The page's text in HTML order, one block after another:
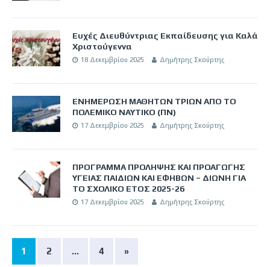
Ευχές Διευθύντριας Εκπαίδευσης για Καλά
Χριστούγεννα
18 Δεκεμβρίου 2025 Δημήτρης Σκούρτης
ΕΝΗΜΕΡΩΣΗ ΜΑΘΗΤΩΝ ΤΡΙΩΝ ΑΠΟ ΤΟ
ΠΟΛΕΜΙΚΟ ΝΑΥΤΙΚΟ (ΠΝ)
17 Δεκεμβρίου 2025 Δημήτρης Σκούρτης
ΠΡΟΓΡΑΜΜΑ ΠΡΟΛΗΨΗΣ ΚΑΙ ΠΡΟΑΓΩΓΗΣ
ΥΓΕΙΑΣ ΠΑΙΔΙΩΝ ΚΑΙ ΕΦΗΒΩΝ – ΔΙΩΝΗ ΓΙΑ
ΤΟ ΣΧΟΛΙΚΟ ΕΤΟΣ 2025-26
17 Δεκεμβρίου 2025 Δημήτρης Σκούρτης
1 2 … 4 »